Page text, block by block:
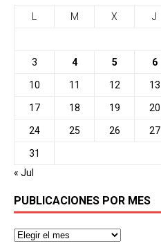
M X J
3 4 5 6
10 11 12 13
17 18 19 20
24 25 26 27
31
« Jul
PUBLICACIONES POR MES